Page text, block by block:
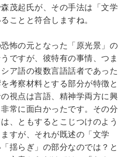
茂起氏が、その手法は「文学
ことと符合しますね。
怖の元となった「原光景」の
ですが、彼特有の事情、つま
ア語の複数言語話者であった
考察材料とする部分が特徴と
視点は言語、精神学両方に興
常に面白かったです。その分
、ともするとこじつけのよう
すが、それが既述の「文学
揺らぎ」の部分なのでは？と